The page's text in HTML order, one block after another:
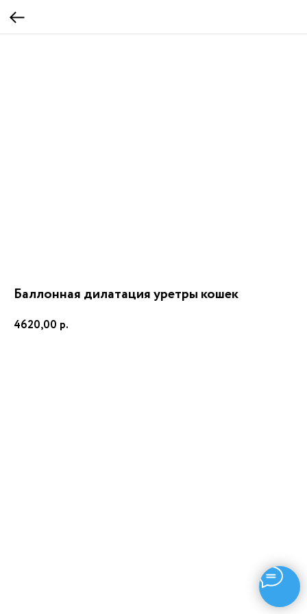
Баллонная дилатация уретры кошек
4620,00 р.